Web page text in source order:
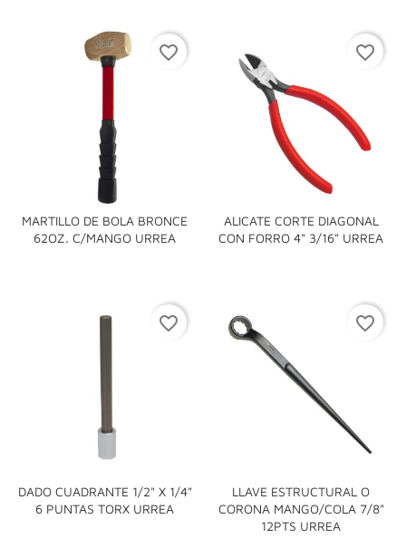
MARTILLO DE BOLA BRONCE
62OZ. C/MANGO URREA
favorite_border
ALICATE CORTE DIAGONAL
CON FORRO 4" 3/16" URREA
favorite_border
DADO CUADRANTE 1/2" X 1/4"
6 PUNTAS TORX URREA
favorite_border
LLAVE ESTRUCTURAL O
CORONA MANGO/COLA 7/8"
12PTS URREA
favorite_border